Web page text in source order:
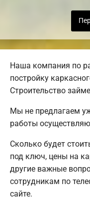
Наша компания по
постройку
Строительство
Мы не предлагаем
работы
Сколько будет
под ключ, цены на
другие важные
сотрудникам по
сайте.